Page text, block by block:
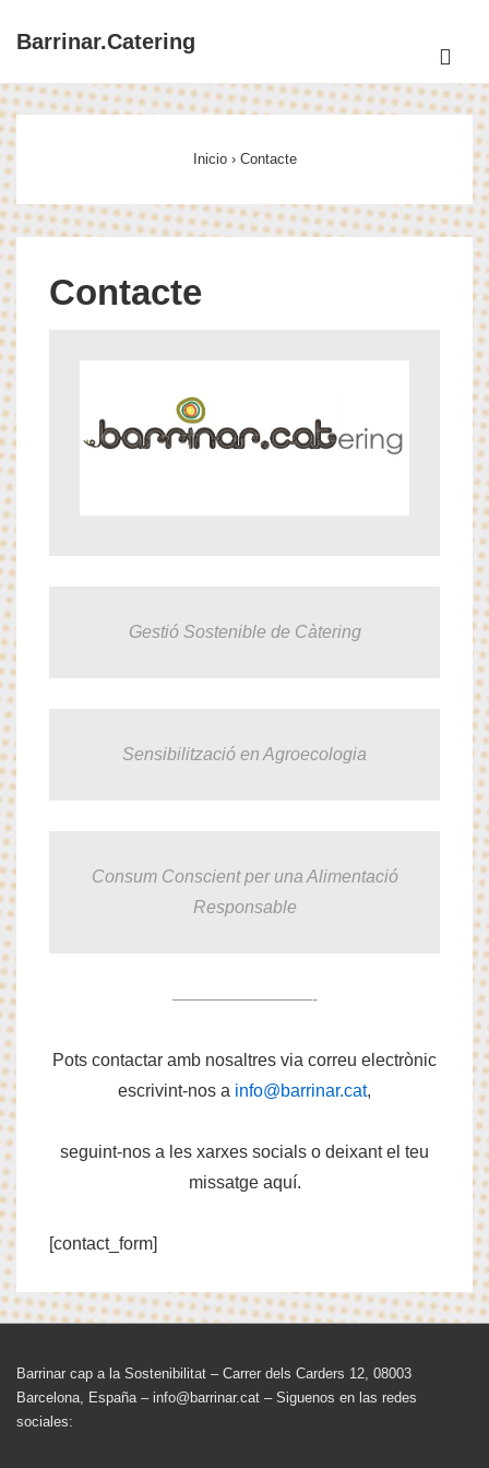
Saltar
contenido
principal
Barrinar.Catering
Navegación
principal
Inicio › Contacte
Contacte
Gestió Sostenible de Càtering
Sensibilització en Agroecologia
Consum Conscient per una Alimentació
Responsable
————————-
Pots contactar amb nosaltres via correu electrònic
escrivint-nos a info@barrinar.cat,
seguint-nos a les xarxes socials o deixant el teu
missatge aquí.
[contact_form]
Menú
del
Barrinar cap a la Sostenibilitat – Carrer dels Carders 12, 08003
Barcelona, España – info@barrinar.cat – Siguenos en las redes
sociales: